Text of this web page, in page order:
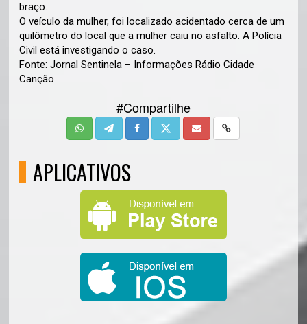
braço.
O veículo da mulher, foi localizado acidentado cerca de um
quilômetro do local que a mulher caiu no asfalto. A Polícia
Civil está investigando o caso.
Fonte: Jornal Sentinela – Informações Rádio Cidade
Canção
#Compartilhe
APLICATIVOS